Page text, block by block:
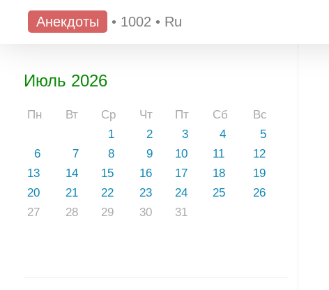
Анекдоты • 1002 • Ru
Июль 2026
Пн Вт Ср Чт Пт Сб
Вс
1
2 3 4
5
6
7 8 9 10 11
12
13
14 15 16 17 18
19
20
21 22 23 24 25
26
27
28 29 30 31